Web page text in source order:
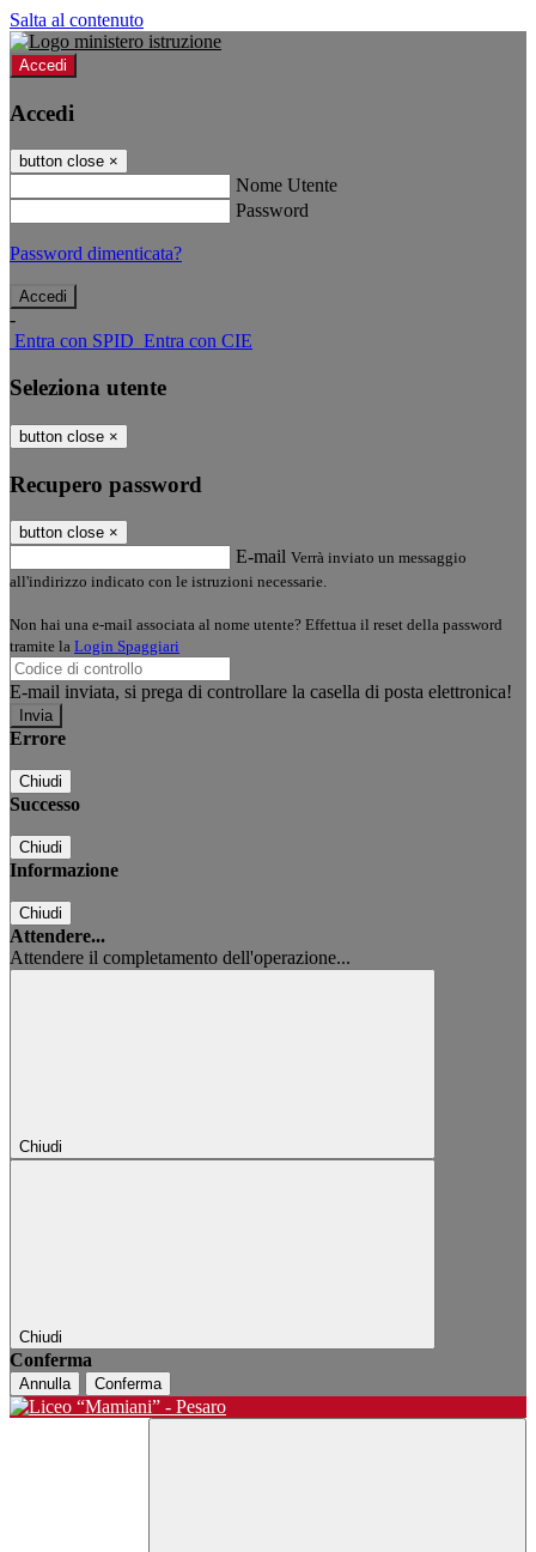
Salta al contenuto
Accedi
Accedi
button close ×
Nome Utente
Password
Password dimenticata?
-
Entra con SPID Entra con CIE
Seleziona utente
button close ×
Recupero password
button close ×
E-mail Verrà inviato un messaggio
all'indirizzo indicato con le istruzioni necessarie.
Non hai una e-mail associata al nome utente? Effettua il reset della password
tramite la Login Spaggiari
E-mail inviata, si prega di controllare la casella di posta elettronica!
Errore
Chiudi
Successo
Chiudi
Informazione
Chiudi
Attendere...
Attendere il completamento dell'operazione...
Chiudi
Chiudi
Conferma
Annulla Conferma